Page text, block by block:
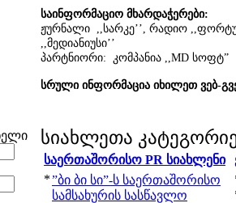
საინფორმაციო მხარდაჭერები:
ჟურნალი ,,სარკე’’, რადიო
,,მედიანიუსი’’
პარტნიორი: კომპანია ,,MD სოფტ”
სრული ინფორმაცია იხილეთ ვებ-
სიახლეთა
საერთაშორისო PR სიახლენი
*”ბი ბი სი”-ს საერთაშორისო
სამსახურის სასწავლო